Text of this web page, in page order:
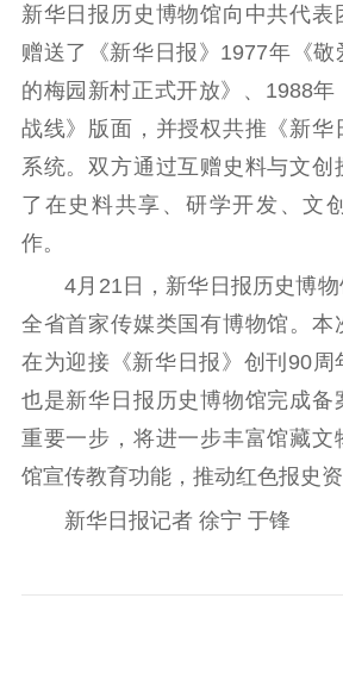
新华日报历史博物馆向中共代表
赠送了《新华日报》1977年《
的梅园新村正式开放》、1988
战线》版面，并授权共推《新华
系统。双方通过互赠史料与文创
了在史料共享、研学开发、文
作。
4月21日，新华日报历史博物
全省首家传媒类国有博物馆。本
在为迎接《新华日报》创刊90周
也是新华日报历史博物馆完成备
重要一步，将进一步丰富馆藏文
馆宣传教育功能，推动红色报史资
新华日报记者 徐宁 于锋